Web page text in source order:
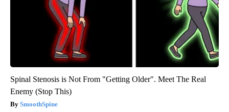
Spinal Stenosis is Not From "Getting Older". Meet The Real
Enemy (Stop This)
SmoothSpine